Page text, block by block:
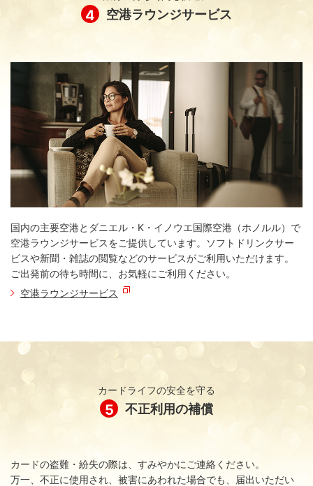
GDOゴルフショップ
MY GDO
4 空港ラウンジサービス
国内の主要空港とダニエル・K・イノウエ国際空港（ホノルル）で
空港ラウンジサービスをご提供しています。ソフトドリンクサー
ビスや新聞・雑誌の閲覧などのサービスがご利用いただけます。
ご出発前の待ち時間に、お気軽にご利用ください。
空港ラウンジサービス
カードライフの安全を守る
5 不正利用の補償
カードの盗難・紛失の際は、すみやかにご連絡ください。
万一、不正に使用され、被害にあわれた場合でも、届出いただい